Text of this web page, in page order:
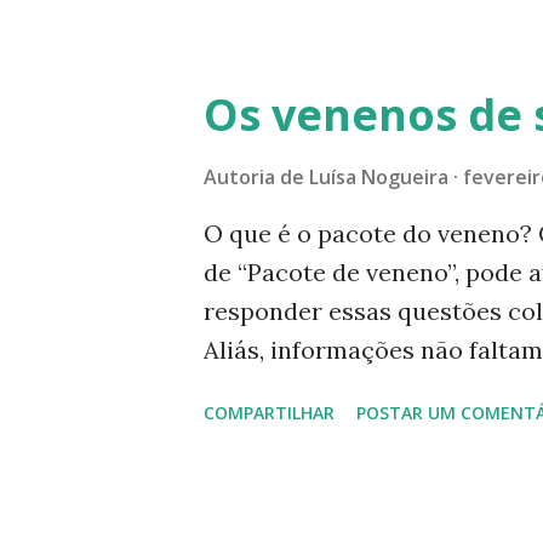
distante e sem referências.
cartilhas que diziam “A Eva
espaço sideral”, sendo que a
distantes quanto a refeição
fábula de Esopo. (1) Logo,
complementares.
Os venenos de
Autoria de Luísa Nogueira
O que é o pacote do
de “Pacote de veneno”,
responder essas questões
Aliás, informações não
que está acabando com a
países. Porém, de janeiro de
COMPARTILHAR POSTAR UM